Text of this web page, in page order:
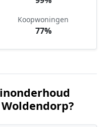
Koopwoningen
77%